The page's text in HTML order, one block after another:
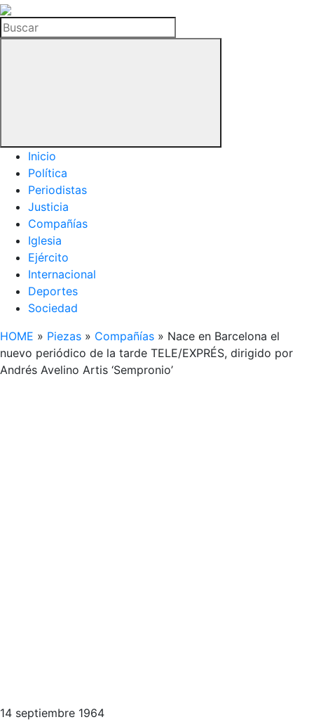
La
Hemeroteca
del
Buscar
Inicio
Política
Periodistas
Justicia
Compañías
Iglesia
Ejército
Internacional
Deportes
Sociedad
HOME » Piezas » Compañías » Nace en Barcelona el
nuevo periódico de la tarde TELE/EXPRÉS, dirigido por
Andrés Avelino Artis ‘Sempronio’
14 septiembre 1964